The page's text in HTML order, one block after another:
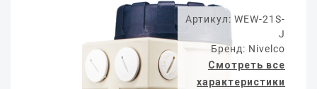
Артикул: WEW-21S-
J
Бренд: Nivelco
Смотреть все
характеристики